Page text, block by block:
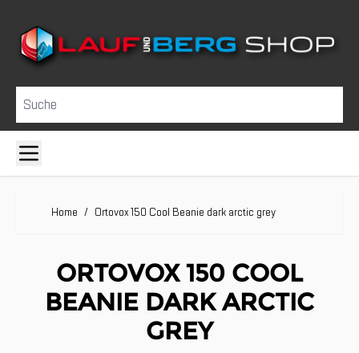
Suche
Home / Ortovox 150 Cool Beanie dark arctic grey
ORTOVOX 150 COOL
BEANIE DARK ARCTIC
GREY